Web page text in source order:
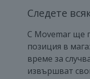
Следете
С Movemar ще
позиция в
време за
извършват